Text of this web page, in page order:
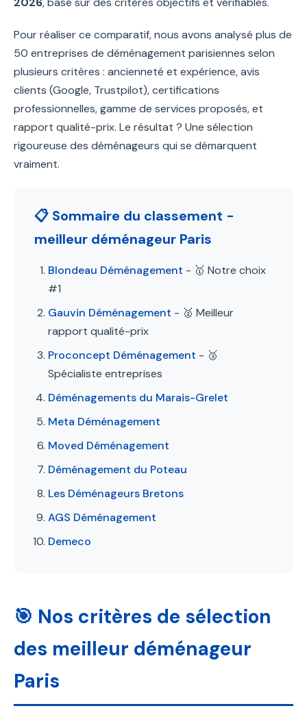
Pour réaliser ce comparatif, nous avons analysé plus de
50 entreprises de déménagement parisiennes selon
plusieurs critères : ancienneté et expérience, avis
clients (Google, Trustpilot), certifications
professionnelles, gamme de services proposés, et
rapport qualité-prix. Le résultat ? Une sélection
rigoureuse des déménageurs qui se démarquent
vraiment.
📋 Sommaire du classement -
meilleur déménageur Paris
Blondeau Déménagement - 🥇 Notre choix
#1
Gauvin Déménagement - 🥈 Meilleur
rapport qualité-prix
Proconcept Déménagement - 🥉
Spécialiste entreprises
Déménagements du Marais-Grelet
Meta Déménagement
Moved Déménagement
Déménagement du Poteau
Les Déménageurs Bretons
AGS Déménagement
Demeco
🎯 Nos critères de sélection
des meilleur déménageur
Paris